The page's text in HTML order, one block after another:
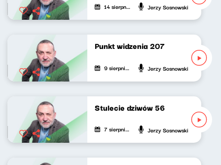
14 sierpnia 2021 Jerzy Sosnowski
Punkt widzenia 207
9 sierpnia 2021 Jerzy Sosnowski
Stulecie dziwów 56
7 sierpnia 2021 Jerzy Sosnowski